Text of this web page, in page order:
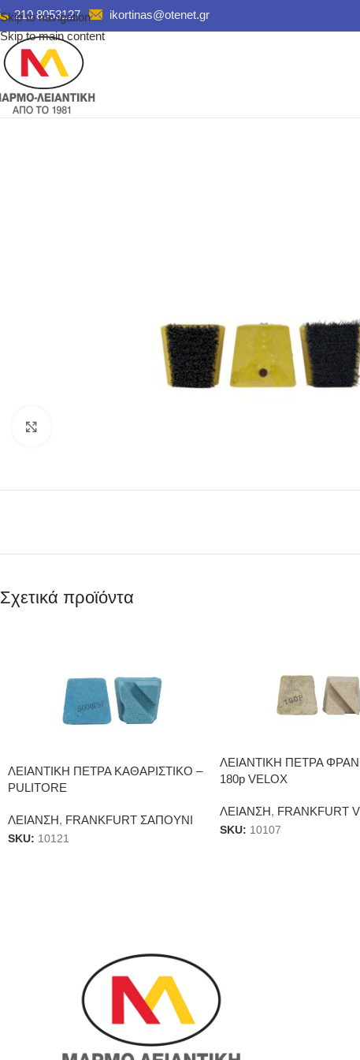
Skip to navigation
Skip to main content
210 8053127 ikortinas@otenet.gr
Σχετικά προϊόντα
ΛΕΙΑΝΤΙΚΗ ΠΕΤΡΑ ΚΑΘΑΡΙΣΤΙΚΟ –
PULITORE
ΛΕΙΑΝΣΗ, FRANKFURT ΣΑΠΟΥΝΙ
SKU: 10121
ΛΕΙΑΝΤΙΚΗ ΠΕΤΡΑ
180p VELOX
ΛΕΙΑΝΣΗ, FRANKFURT
SKU: 10107